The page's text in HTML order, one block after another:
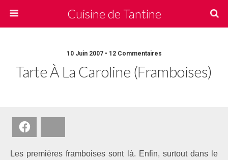
Cuisine de Tantine
10 Juin 2007 • 12 Commentaires
Tarte À La Caroline (framboises)
Les premières framboises sont là. Enfin, surtout dans le